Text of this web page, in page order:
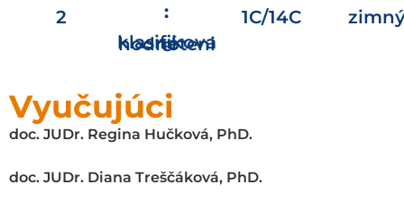
2
:
klasifikované hodnotenie
1C/14C
Vyučujúci
doc. JUDr. Regina Hučková, PhD.
doc. JUDr. Diana Treščáková, PhD.